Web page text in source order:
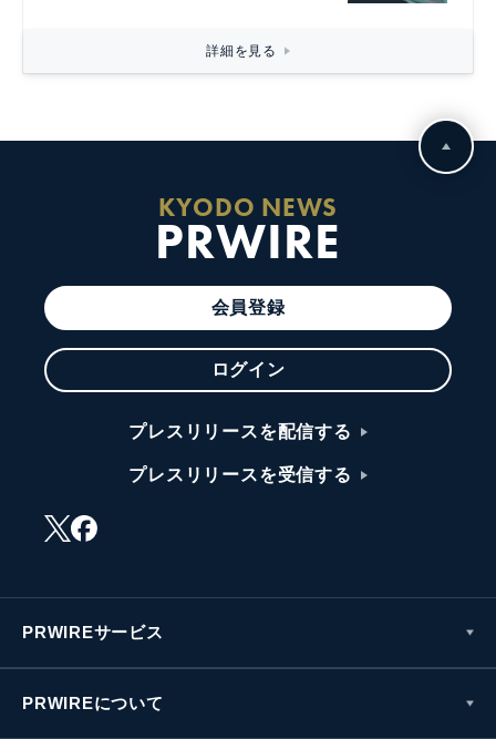
詳細を見る
KYODO NEWS
PRWIRE
会員登録
ログイン
プレスリリースを配信する
プレスリリースを受信する
PRWIREサービス
PRWIREについて